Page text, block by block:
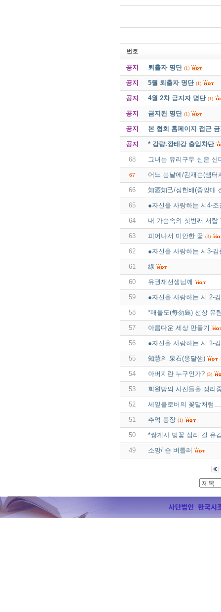
번호
공지 퇴출자 명단 (1)
공지 5월 퇴출자 명단 (1)
공지 4월 2차 금지자 명단 (1)
공지 금지된 명단 (1)
공지 본 협회 홈페이지 접근
공지 * 감량.깡태강 출입차단
68 그녀는 유리구두 신은 신
67 어느 봄날에/김재순(샘터
66 知酒知己/정헌배(중앙대
65 ●자신을 사랑하는 시4-
64 내 가슴속의 첫번째 서랍
63 피어나서 미안한 꽃 (3)
62 ●자신을 사랑하는 시3-
61 線
60 유권재선생님께
59 ●자신을 사랑하는 시 2-
58 *매물도(每勿島) 선상 유
57 아름다운 세상 만들기
56 ●자신을 사랑하는 시 1-
55 知慧의 泉石(옹달샘)
54 아버지란 누구인가? (3)
53 회원방의 사진들을 정리
52 세잎클로버의 꽃말처럼
51 추억 통장 (1)
50 *쌍계사 벚꽃 십리 길 유
49 소망/ 숀 버틀러